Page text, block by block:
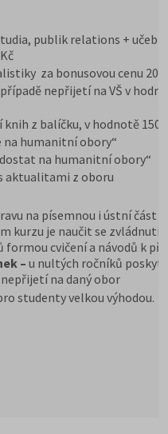
publik relations +
za bonusovou cenu
nepřijetí na VŠ v
knih z balíčku, v hodnotě 150
na humanitní obory“
dostat na humanitní obory“
aktualitami z oboru
na písemnou i ústní část
kurzu je naučit se zvládnutí
cvičení a návodů k
– u nultých ročníků
na daný obor
studenty velkou výhodou.